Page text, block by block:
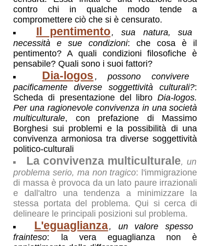
contro chi in qualche modo tende a
compromettere ciò che si è censurato.
Il pentimento, sua natura, sua
necessità e sue condizioni: che cosa è il
pentimento? A quali condizioni filosofiche è
pensabile? Quali sono i suoi fattori?
Dia-logos , possono convivere
pacificamente diverse soggettività culturali?:
Scheda di presentazione del libroDia-logos.
Per una ragionevole convivenza in una società
multiculturale, con prefazione di Massimo
Borghesi sui problemi e la possibilità di una
convivenza armoniosa tra diverse soggettività
politico-culturali
La convivenza multiculturale, un
problema serio, ma non tragico: l'immigrazione
di massa è provoca da un lato paure irrazionali
e dall'altro una tendenza a minimizzare la
stessa portata del problema. Qui si cerca di
delineare le principali posizioni sul problema.
L'eguaglianza, un valore spesso
frainteso: la vera eguaglianza non è